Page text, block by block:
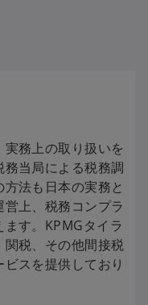
務上の取り扱いを
当局による税務調
法も日本の実務と
上、税務コンプラ
す。KPMGタイラ
税、その他間接税
スを提供しており